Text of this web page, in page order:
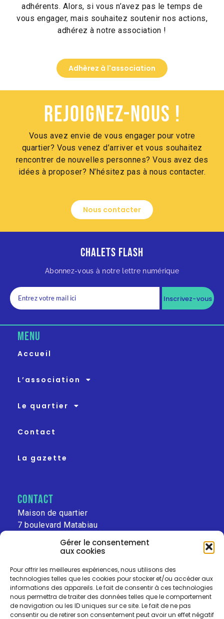
Gérer le consentement
aux cookies
Pour offrir les meilleures expériences, nous utilisons des
technologies telles que les cookies pour stocker et/ou accéder aux
informations des appareils. Le fait de consentir à ces technologies
nous permettra de traiter des données telles que le comportement
de navigation ou les ID uniques sur ce site. Le fait de ne pas
consentir ou de retirer son consentement peut avoir un effet négatif
adhérents. Alors, si vous n’avez pas le temps de
vous engager, mais souhaitez soutenir nos actions,
adhérez à notre association !
Adhèrez à l'association
Rejoignez-nous !
Vous avez envie de vous engager pour votre
quartier? Vous venez d’arriver et vous souhaitez
rencontrer de nouvelles personnes? Vous avez des
idées à proposer? N’hésitez pas à nous contacter.
Nous contacter
Chalets Flash
Abonnez-vous à notre lettre numérique
Inscrivez-vous
MENU
Accueil
L’association
Le quartier
Contact
La gazette
contact
Maison de quartier
7 boulevard Matabiau
31000 Toulouse